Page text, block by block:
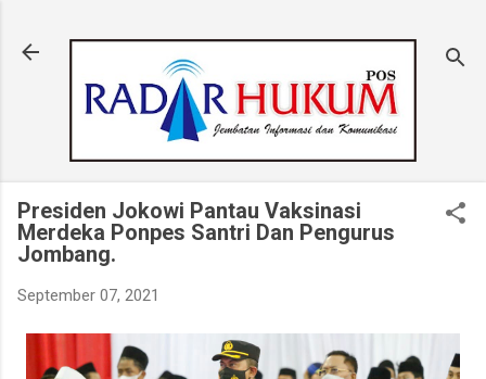
Presiden Jokowi Pantau Vaksinasi
Merdeka Ponpes Santri Dan Pengurus
Jombang.
September 07, 2021